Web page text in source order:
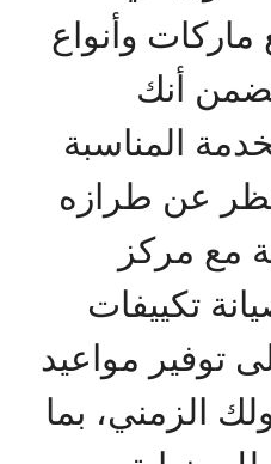
ماركات وأنواع
أنك
المناسبة
عن طرازه
مع مركز
تكييفات
مواعيد
الزمني، بما